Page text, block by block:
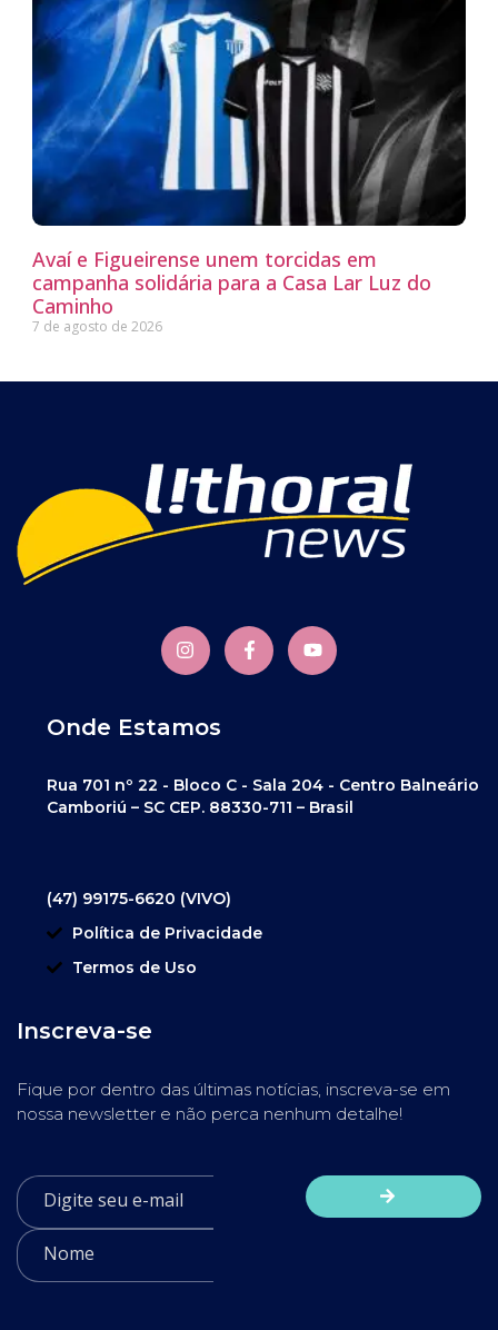
Avaí e Figueirense unem torcidas em
campanha solidária para a Casa Lar Luz do
Caminho
7 de agosto de 2026
Onde Estamos
Rua 701 nº 22 - Bloco C - Sala 204 - Centro Balneário
Camboriú – SC CEP. 88330-711 – Brasil
(47) 99175-6620 (VIVO)
Política de Privacidade
Termos de Uso
Inscreva-se
Fique por dentro das últimas notícias, inscreva-se em
nossa newsletter e não perca nenhum detalhe!